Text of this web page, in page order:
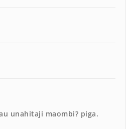
unahitaji maombi? piga.